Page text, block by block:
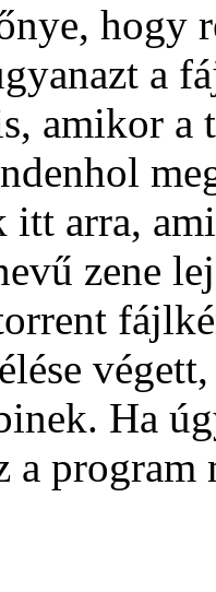
hogy
a
amikor a
itt arra,
zene
Ha
a program